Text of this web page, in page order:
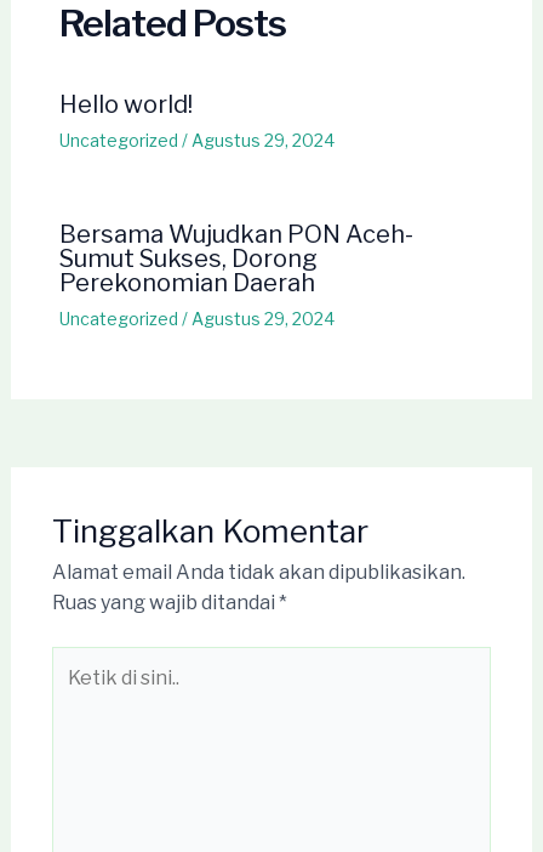
Related Posts
Hello world!
Uncategorized / Agustus 29, 2024
Bersama Wujudkan PON Aceh-
Sumut Sukses, Dorong
Perekonomian Daerah
Uncategorized / Agustus 29, 2024
Tinggalkan Komentar
Alamat email Anda tidak akan dipublikasikan.
Ruas yang wajib ditandai *